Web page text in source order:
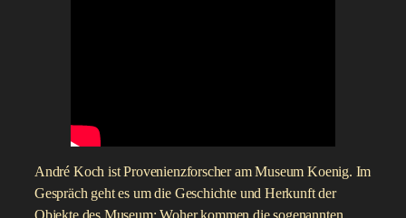
André Koch ist Provenienzforscher am Museum Koenig. Im
Gespräch geht es um die Geschichte und Herkunft der